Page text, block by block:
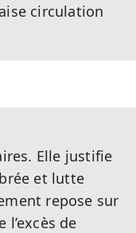
circulation
Elle justifie
et lutte
repose sur
de